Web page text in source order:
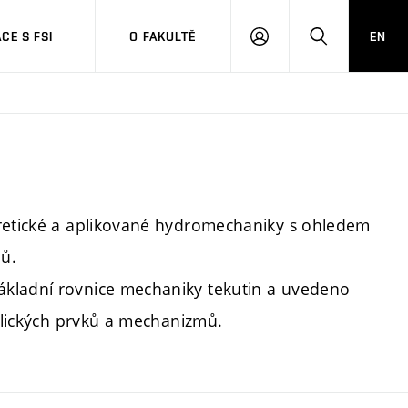
S FSI O FAKULTĚ
PŘIHLÁŠENÍHLEDAT
EN
a aplikované hydromechaniky s ohledem
rovnice mechaniky tekutin a uvedeno
prvků a mechanizmů.